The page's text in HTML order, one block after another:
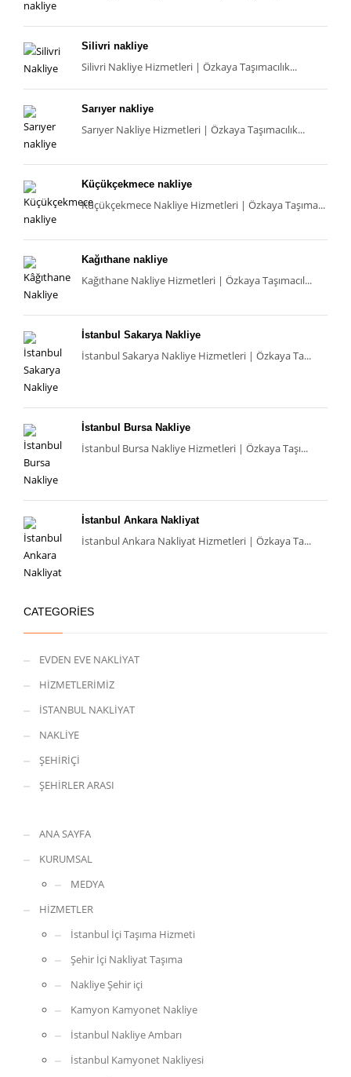
Silivri nakliye
Silivri Nakliye Hizmetleri | Özkaya Taşımacılık...
Sarıyer nakliye
Sarıyer Nakliye Hizmetleri | Özkaya Taşımacılık...
Küçükçekmece nakliye
Küçükçekmece Nakliye Hizmetleri | Özkaya Taşıma...
Kağıthane nakliye
Kağıthane Nakliye Hizmetleri | Özkaya Taşımacıl...
İstanbul Sakarya Nakliye
İstanbul Sakarya Nakliye Hizmetleri | Özkaya Ta...
İstanbul Bursa Nakliye
İstanbul Bursa Nakliye Hizmetleri | Özkaya Taşı...
İstanbul Ankara Nakliyat
İstanbul Ankara Nakliyat Hizmetleri | Özkaya Ta...
CATEGORIES
EVDEN EVE NAKLİYAT
HİZMETLERİMİZ
İSTANBUL NAKLİYAT
NAKLİYE
ŞEHİRİÇİ
ŞEHİRLER ARASI
ANA SAYFA
KURUMSAL
MEDYA
HİZMETLER
İstanbul İçi Taşıma Hizmeti
Şehir İçi Nakliyat Taşıma
Nakliye Şehir içi
Kamyon Kamyonet Nakliye
İstanbul Nakliye Ambarı
İstanbul Kamyonet Nakliyesi